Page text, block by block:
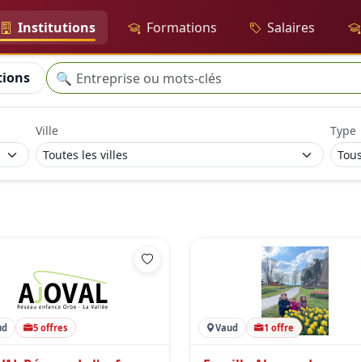
Institutions Formations Salaires
Recherche
🔍
Ville Type
5 offres Vaud 1 offre